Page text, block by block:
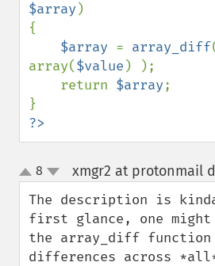
$array )
{
$array = array_diff
array($value ) );
    return
$array;
?>
up
down
8 xmgr2 at protonmail
The description is
first glance, one
the array_diff
differences across